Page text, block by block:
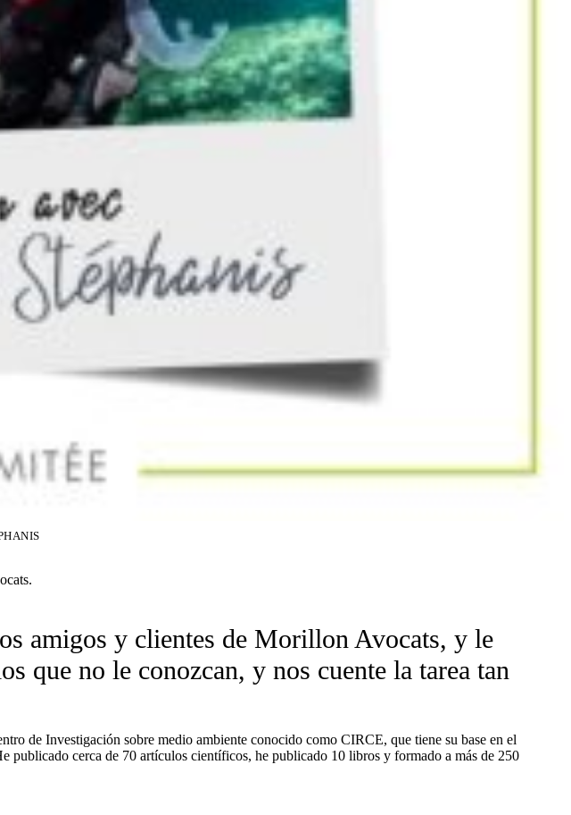
amigos y clientes de Morillon Avocats, y le
que no le conozcan, y nos cuente la tarea tan
de Investigación sobre medio ambiente conocido como CIRCE, que tiene su base en el
publicado cerca de 70 artículos científicos, he publicado 10 libros y formado a más de 250